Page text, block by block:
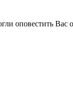
оповестить Вас